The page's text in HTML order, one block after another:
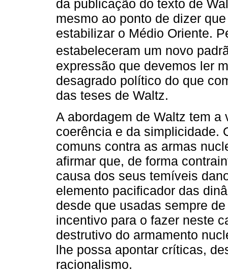
da publicação do texto de
mesmo ao ponto de dizer
estabilizar o Médio Oriente.
estabeleceram um novo
expressão que devemos ler
desagrado político do que
das teses de Waltz.
A abordagem de Waltz tem
coerência e da simplicidade.
comuns contra as armas
afirmar que, de forma
causa dos seus temíveis
elemento pacificador das
desde que usadas sempre
incentivo para o fazer neste
destrutivo do armamento
lhe possa apontar críticas,
racionalismo.